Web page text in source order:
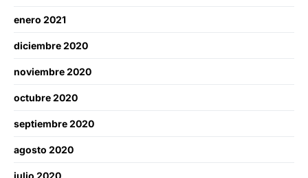
enero 2021
diciembre 2020
noviembre 2020
octubre 2020
septiembre 2020
agosto 2020
julio 2020